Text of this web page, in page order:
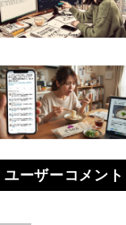
ユーザーコメント